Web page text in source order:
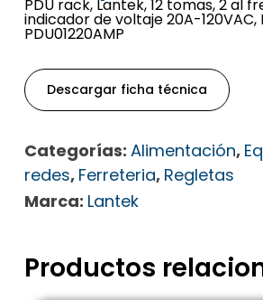
PDU rack, Lantek, 12 tomas, 2 al
indicador de voltaje 20A-120VAC,
PDU01220AMP
Descargar ficha técnica
Categorías: Alimentación,
redes, Ferreteria, Regletas
Marca: Lantek
Productos